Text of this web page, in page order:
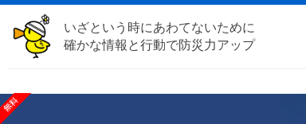
いざという時にあわてないために
確かな情報と行動で防災力アップ